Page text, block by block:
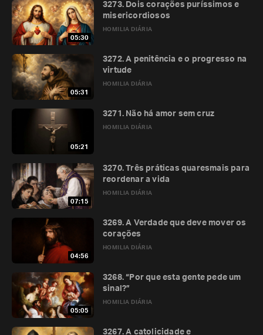
05:30
HOMILIA DIÁRIA
3273. Dois corações puríssimos e
misericordiosos
05:31
HOMILIA DIÁRIA
3272. A penitência e o progresso na
virtude
05:21
HOMILIA DIÁRIA
3271. Não há amor sem cruz
07:15
HOMILIA DIÁRIA
3270. Três práticas quaresmais para
reordenar a vida
04:56
HOMILIA DIÁRIA
3269. A Verdade que deve mover os
corações
05:05
HOMILIA DIÁRIA
3268. “Por que esta gente pede um
sinal?”
3267. A catolicidade e